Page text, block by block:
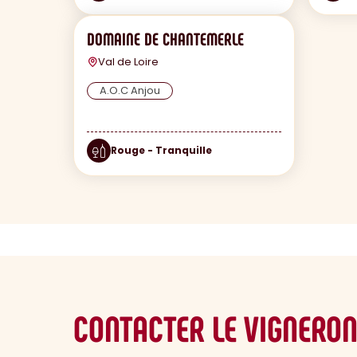
DOMAINE DE CHANTEMERLE
Val de Loire
A.O.C Anjou
Rouge - Tranquille
CONTACTER LE VIGNERON